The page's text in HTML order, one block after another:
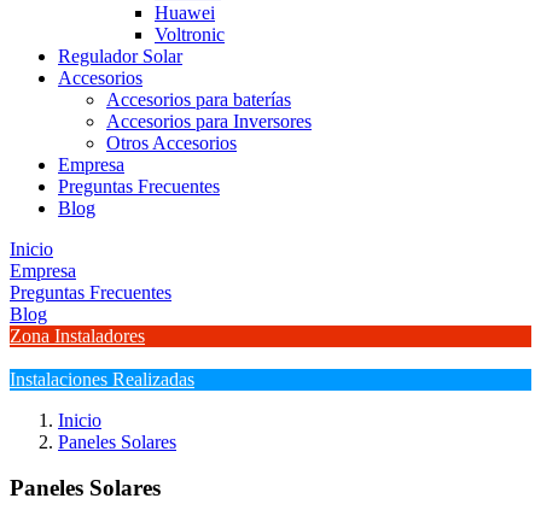
Huawei
Voltronic
Regulador Solar
Accesorios
Accesorios para baterías
Accesorios para Inversores
Otros Accesorios
Empresa
Preguntas Frecuentes
Blog
Inicio
Empresa
Preguntas Frecuentes
Blog
Zona Instaladores
Instalaciones Realizadas
Inicio
Paneles Solares
Paneles Solares